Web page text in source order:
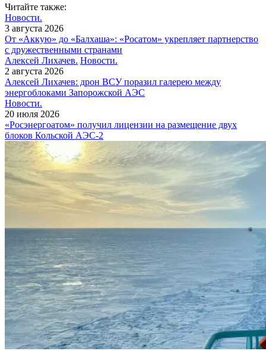
Читайте также:
Новости.
3 августа 2026
От «Аккую» до «Балхаша»: «Росатом» укрепляет партнерство
с дружественными странами
Алексей Лихачев. Новости.
2 августа 2026
Алексей Лихачев: дрон ВСУ поразил галерею между
энергоблоками Запорожской АЭС
Новости.
20 июля 2026
«Росэнергоатом» получил лицензии на размещение двух
блоков Кольской АЭС‑2